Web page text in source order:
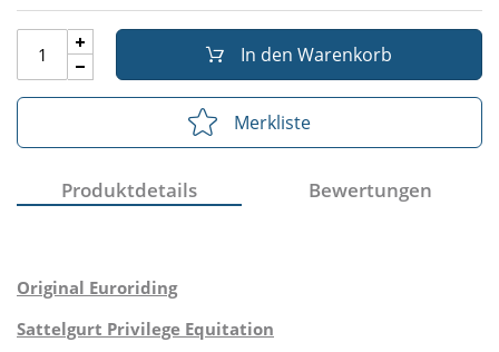
In den Warenkorb
Merkliste
Produktdetails Bewertungen
Original Euroriding
Sattelgurt Privilege Equitation